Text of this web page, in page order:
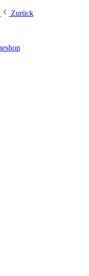
Zurück